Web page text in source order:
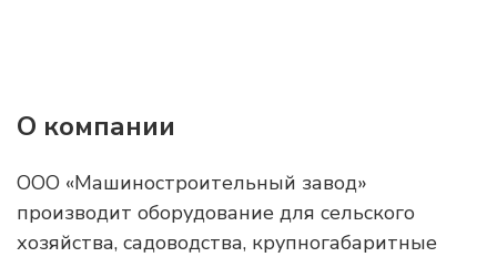
О компании
ООО «Машиностроительный завод»
производит оборудование для сельского
хозяйства, садоводства, крупногабаритные